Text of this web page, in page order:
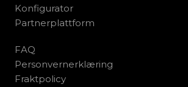
Konfigurator
Partnerplattform
FAQ
Personvernerklæring
Fraktpolicy